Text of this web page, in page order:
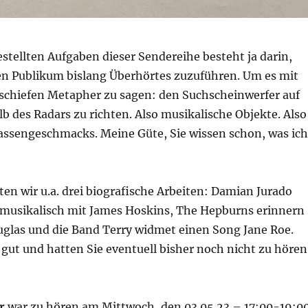
Aufgaben dieser Sendereihe besteht ja darin,
Publikum bislang Überhörtes zuzuführen. Um es mit
Metapher zu sagen: den Suchscheinwerfer auf
des Radars zu richten. Also musikalische Objekte. Also
Meine Güte, Sie wissen schon, was ich
wir u.a. drei biografische Arbeiten: Damian Jurado
mit James Hoskins, The Hepburns erinnern
und die Band Terry widmet einen Song Jane Roe.
und hatten Sie eventuell bisher noch nicht zu hören